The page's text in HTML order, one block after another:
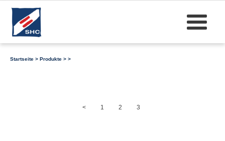
Startseite > Produkte > >
< 1 2 3